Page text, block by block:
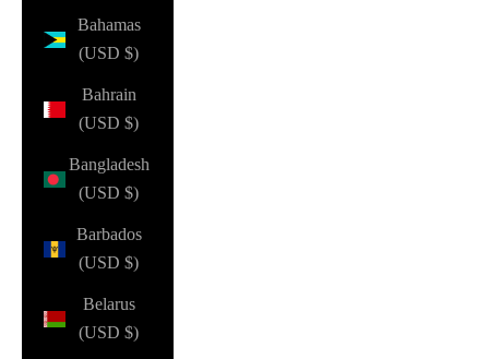
Bahamas
(USD $)
Bahrain
(USD $)
Bangladesh
(USD $)
Barbados
(USD $)
Belarus
(USD $)